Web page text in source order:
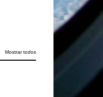
Mostrar todos